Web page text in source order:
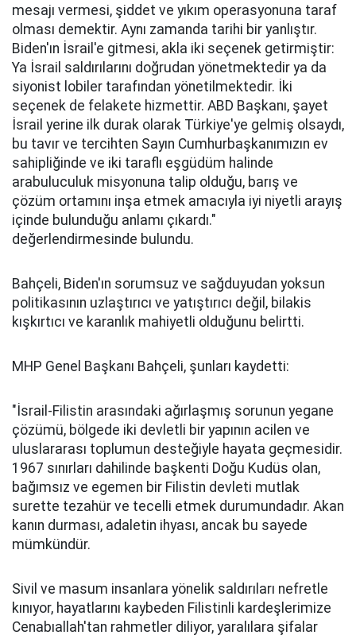
mesajı vermesi, şiddet ve yıkım operasyonuna taraf
olması demektir. Aynı zamanda tarihi bir yanlıştır.
Biden'ın İsrail'e gitmesi, akla iki seçenek getirmiştir:
Ya İsrail saldırılarını doğrudan yönetmektedir ya da
siyonist lobiler tarafından yönetilmektedir. İki
seçenek de felakete hizmettir. ABD Başkanı, şayet
İsrail yerine ilk durak olarak Türkiye'ye gelmiş olsaydı,
bu tavır ve tercihten Sayın Cumhurbaşkanımızın ev
sahipliğinde ve iki taraflı eşgüdüm halinde
arabuluculuk misyonuna talip olduğu, barış ve
çözüm ortamını inşa etmek amacıyla iyi niyetli arayış
içinde bulunduğu anlamı çıkardı."
değerlendirmesinde bulundu.
Bahçeli, Biden'ın sorumsuz ve sağduyudan yoksun
politikasının uzlaştırıcı ve yatıştırıcı değil, bilakis
kışkırtıcı ve karanlık mahiyetli olduğunu belirtti.
MHP Genel Başkanı Bahçeli, şunları kaydetti:
"İsrail-Filistin arasındaki ağırlaşmış sorunun yegane
çözümü, bölgede iki devletli bir yapının acilen ve
uluslararası toplumun desteğiyle hayata geçmesidir.
1967 sınırları dahilinde başkenti Doğu Kudüs olan,
bağımsız ve egemen bir Filistin devleti mutlak
surette tezahür ve tecelli etmek durumundadır. Akan
kanın durması, adaletin ihyası, ancak bu sayede
mümkündür.
Sivil ve masum insanlara yönelik saldırıları nefretle
kınıyor, hayatlarını kaybeden Filistinli kardeşlerimize
Cenabıallah'tan rahmetler diliyor, yaralılara şifalar